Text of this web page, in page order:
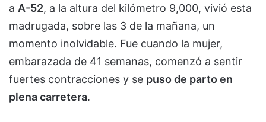
a A-52, a la altura del kilómetro 9,000, vivió esta
madrugada, sobre las 3 de la mañana, un
momento inolvidable. Fue cuando la mujer,
embarazada de 41 semanas, comenzó a sentir
fuertes contracciones y se puso de parto en
plena carretera.